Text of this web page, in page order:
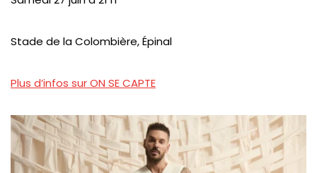
Stade de la Colombière, Épinal
Plus d’infos sur ON SE CAPTE